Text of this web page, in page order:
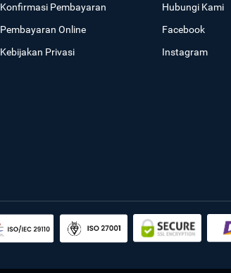
Konfirmasi Pembayaran
Pembayaran Online
Kebijakan Privasi
Hubungi Kami
Facebook
Instagram